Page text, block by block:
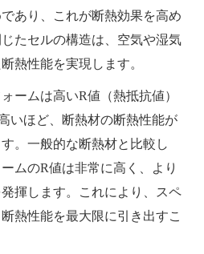
あり、これが断熱効果を高め
たセルの構造は、空気や湿気
熱性能を実現します。
ームは高いR値（熱抵抗値）
いほど、断熱材の断熱性能が
。一般的な断熱材と比較し
ムのR値は非常に高く、より
揮します。これにより、スペ
熱性能を最大限に引き出すこ